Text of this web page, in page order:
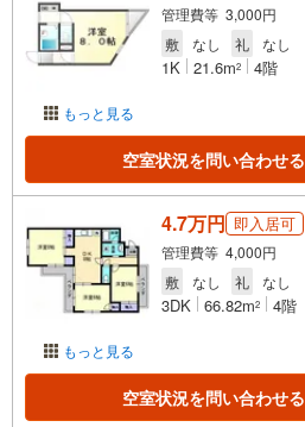
もっと見る
管理費等 3,000円
敷
なし 礼 なし
1K 21.6m2 4階
空室状況を問い合わせる
もっと見る
4.7万円 即入居可
管理費等 4,000円
敷
なし 礼 なし
3DK 66.82m2 4階
空室状況を問い合わせる